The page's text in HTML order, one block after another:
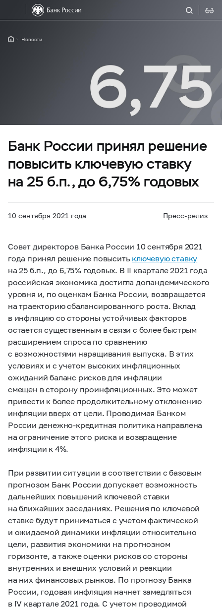
Новости
Банк России принял решение
повысить ключевую ставку
на 25 б.п., до 6,75% годовых
10 сентября 2021 года Пресс-релиз
Совет директоров Банка России 10 сентября 2021
года принял решение повысить ключевую ставку
на 25 б.п., до 6,75% годовых. В II квартале 2021 года
российская экономика достигла допандемического
уровня и, по оценкам Банка России, возвращается
на траекторию сбалансированного роста. Вклад
в инфляцию со стороны устойчивых факторов
остается существенным в связи с более быстрым
расширением спроса по сравнению
с возможностями наращивания выпуска. В этих
условиях и с учетом высоких инфляционных
ожиданий баланс рисков для инфляции
смещен в сторону проинфляционных. Это может
привести к более продолжительному отклонению
инфляции вверх от цели. Проводимая Банком
России денежно-кредитная политика направлена
на ограничение этого риска и возвращение
инфляции к 4%.
При развитии ситуации в соответствии с базовым
прогнозом Банк России допускает возможность
дальнейших повышений ключевой ставки
на ближайших заседаниях. Решения по ключевой
ставке будут приниматься с учетом фактической
и ожидаемой динамики инфляции относительно
цели, развития экономики на прогнозном
горизонте, а также оценки рисков со стороны
внутренних и внешних условий и реакции
на них финансовых рынков. По прогнозу Банка
России, годовая инфляция начнет замедляться
в IV квартале 2021 года. С учетом проводимой